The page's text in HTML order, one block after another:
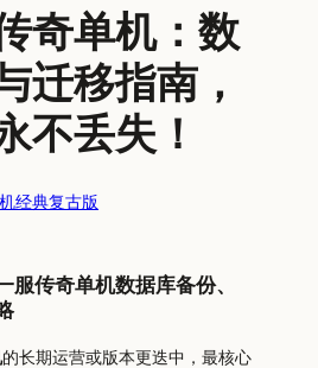
奇单机：数
迁移指南，
不丢失！
经典复古版
服传奇单机数据库备份、
的长期运营或版本更迭中，最核心